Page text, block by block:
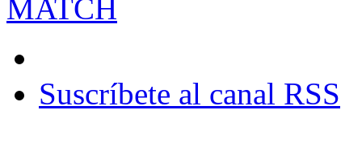
Suscríbete al canal RSS